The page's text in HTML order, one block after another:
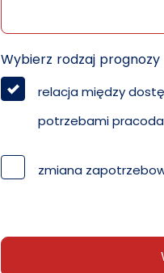
Wybierz rodzaj prognozy
relacja między
potrzebami
zmiana